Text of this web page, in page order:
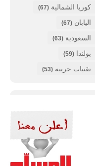
كوريا الشمالية (67)
اليابان (67)
السعودية (63)
بولندا (59)
تقنيات حربية (53)